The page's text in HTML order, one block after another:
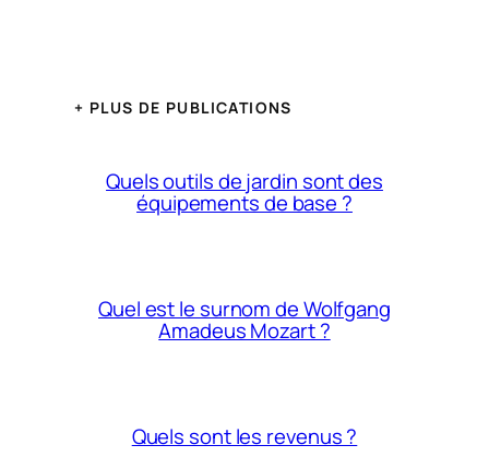
+ PLUS DE PUBLICATIONS
Quels outils de jardin sont des
équipements de base ?
Quel est le surnom de Wolfgang
Amadeus Mozart ?
Quels sont les revenus ?